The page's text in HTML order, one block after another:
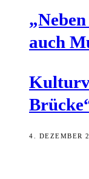
auch
4. DEZEMBER